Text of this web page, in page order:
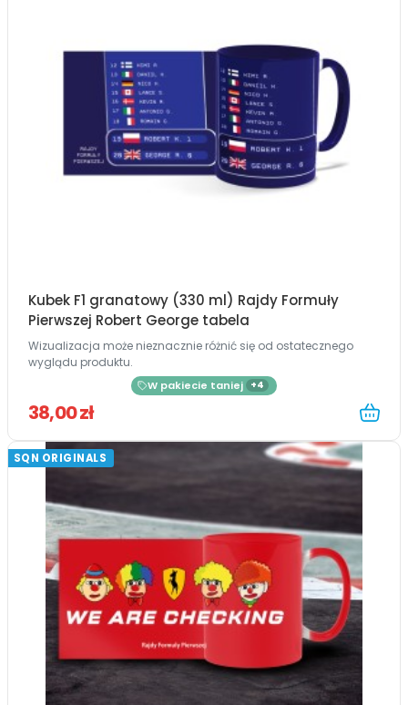
Kubek F1 granatowy (330 ml) Rajdy Formuły
Pierwszej Robert George tabela
Wizualizacja może nieznacznie różnić się od ostatecznego
wyglądu produktu.
W pakiecie taniej +4
38,00 zł
SQN ORIGINALS